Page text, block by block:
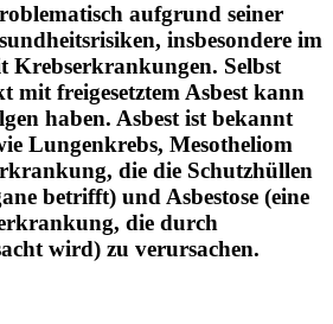
aufgrund seiner
insbesondere im
Krebserkrankungen. Selbst
mit freigesetztem Asbest kann
haben. Asbest ist bekannt
Lungenkrebs, Mesotheliom
die die Schutzhüllen
betrifft) und Asbestose (eine
die durch
wird) zu verursachen.